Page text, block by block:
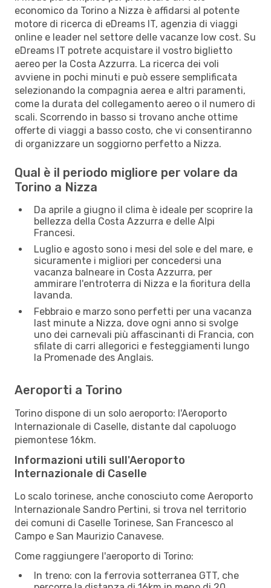
economico da Torino a Nizza è affidarsi al potente
motore di ricerca di eDreams IT, agenzia di viaggi
online e leader nel settore delle vacanze low cost. Su
eDreams IT potrete acquistare il vostro biglietto
aereo per la Costa Azzurra. La ricerca dei voli
avviene in pochi minuti e può essere semplificata
selezionando la compagnia aerea e altri paramenti,
come la durata del collegamento aereo o il numero di
scali. Scorrendo in basso si trovano anche ottime
offerte di viaggi a basso costo, che vi consentiranno
di organizzare un soggiorno perfetto a Nizza.
Qual è il periodo migliore per volare da
Torino a Nizza
Da aprile a giugno il clima è ideale per scoprire la
bellezza della Costa Azzurra e delle Alpi
Francesi.
Luglio e agosto sono i mesi del sole e del mare, e
sicuramente i migliori per concedersi una
vacanza balneare in Costa Azzurra, per
ammirare l'entroterra di Nizza e la fioritura della
lavanda.
Febbraio e marzo sono perfetti per una vacanza
last minute a Nizza, dove ogni anno si svolge
uno dei carnevali più affascinanti di Francia, con
sfilate di carri allegorici e festeggiamenti lungo
la Promenade des Anglais.
Aeroporti a Torino
Torino dispone di un solo aeroporto: l'Aeroporto
Internazionale di Caselle, distante dal capoluogo
piemontese 16km.
Informazioni utili sull'Aeroporto
Internazionale di Caselle
Lo scalo torinese, anche conosciuto come Aeroporto
Internazionale Sandro Pertini, si trova nel territorio
dei comuni di Caselle Torinese, San Francesco al
Campo e San Maurizio Canavese.
Come raggiungere l'aeroporto di Torino:
In treno: con la ferrovia sotterranea GTT, che